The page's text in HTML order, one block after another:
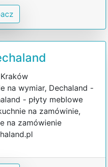
na wymiar, Dechaland -
- płyty meblowe
na zamówinie,
na zamówienie